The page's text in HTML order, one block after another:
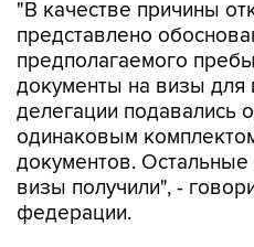
предполагаемого
документы на визы для
делегации подавались
одинаковым
документов. Остальные
визы получили", -
федерации.
В организации